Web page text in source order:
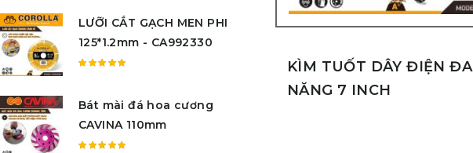
KÌM TUỐT DÂY ĐIỆN ĐA
NĂNG 7 INCH
5.00 5
sao
LƯỠI CẮT GẠCH MEN PHI
125*1.2mm - CA992330
hạng
Bát mài đá hoa cương
CAVINA 110mm